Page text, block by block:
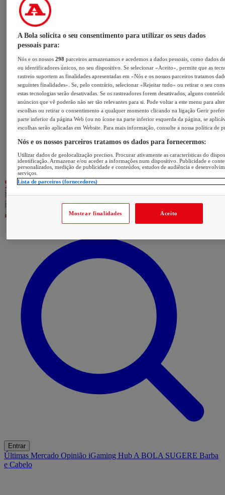
Entrar
Últimas Mercado Opinião iGaming Hub A BOLA SUGERE Barba
e Cabelo
A Bola solicita o seu consentimento para utilizar os seus dados
pessoais para:
Nós e os nossos298 parceiros armazenamos e acedemos a dados pessoais, como dados
ou identificadores únicos, no seu dispositivo. Se selecionar «Aceito», permite que as
rastreio suportem as finalidades apresentadas em «Nós e os nossos parceiros tratamos
seguintes finalidades». Se, pelo contrário, selecionar «Rejeitar tudo» ou retirar o seu
estas tecnologias serão desativadas. Se os rastreadores forem desativados, alguns
anúncios que vê poderão não ser tão relevantes para si. Pode voltar a este menu para
escolhas ou retirar o consentimento a qualquer momento clicando na ligação Gerir
parte inferior da página Web (ou no ícone na parte inferior esquerda da página, se
escolhas serão aplicadas em Website. Para mais informação, consulte a nossa política de
Nós e os nossos parceiros tratamos os dados para fornecermos:
Utilizar dados de geolocalização precisos. Procurar ativamente as características do
identificação. Armazenar e/ou aceder a informações num dispositivo. Publicidade e
personalizados, medição de publicidade e conteúdos, estudos de audiência e
serviços.
Lista de parceiros (fornecedores)
Mostrar finalidades Aceito